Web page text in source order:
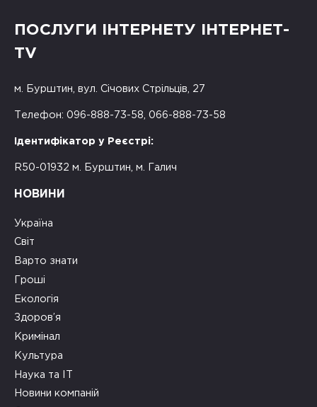
ПОСЛУГИ ІНТЕРНЕТУ ІНТЕРНЕТ-
TV
м. Бурштин, вул. Січових Стрільців, 27
Телефон: 096-888-73-58, 066-888-73-58
Ідентифікатор у Реєстрі:
R50-01932 м. Бурштин, м. Галич
НОВИНИ
Україна
Світ
Варто знати
Гроші
Екологія
Здоров’я
Кримінал
Культура
Наука та ІТ
Новини компаній